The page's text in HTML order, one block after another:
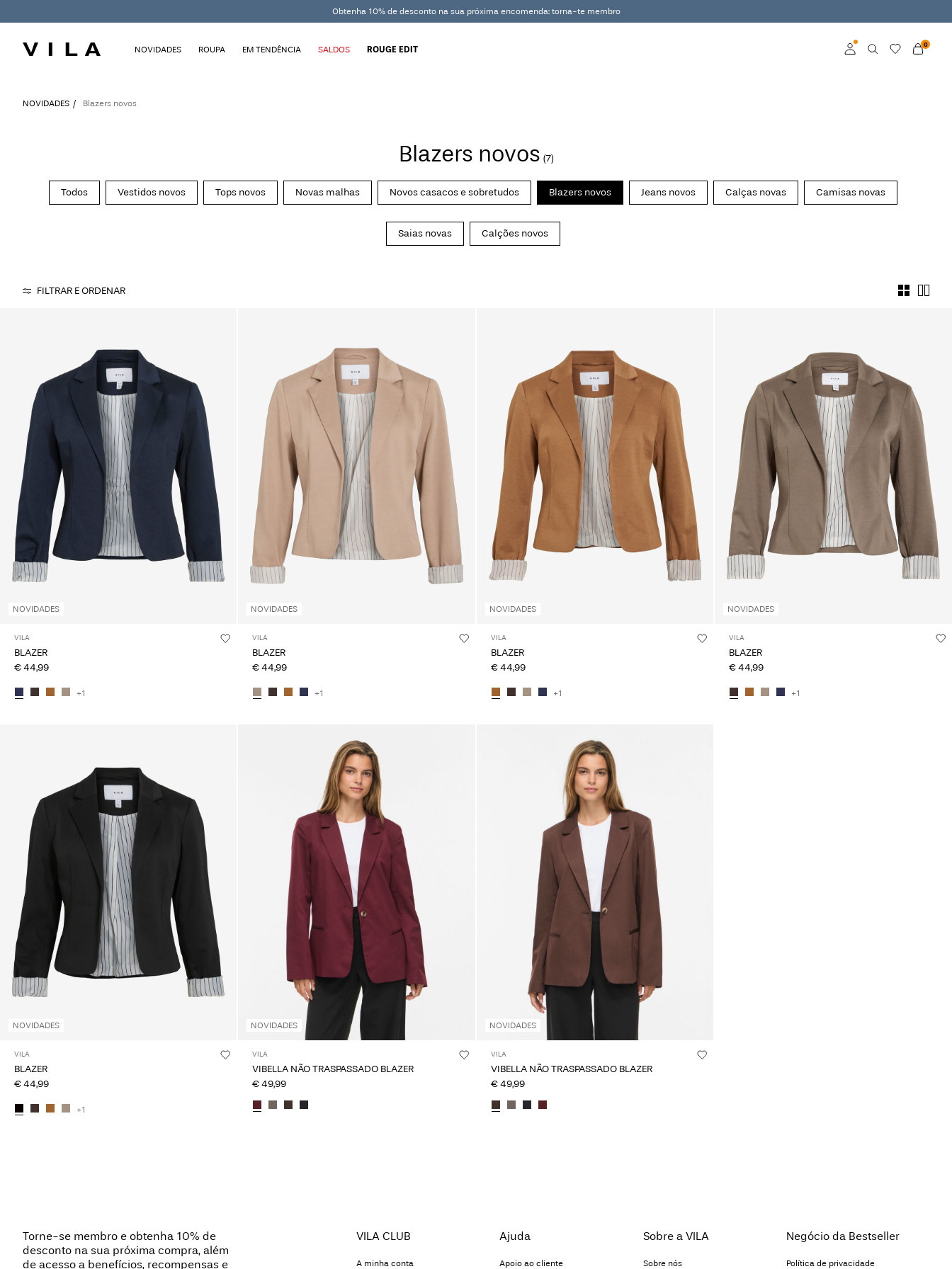
Obtenha 10% de desconto na sua próxima encomenda: torna-te membro
0
NOVIDADES ROUPA EM TENDÊNCIA SALDOS ROUGE EDIT
NOVIDADES Blazers novos
Blazers novos (7)
Todos Vestidos novos Tops novos Novas malhas Novos casacos e sobretudos Blazers novos Jeans novos Calças novas Camisas novas
Saias novas Calções novos
FILTRAR E ORDENAR
NOVIDADES
VILA
BLAZER
€ 44,99
+1
NOVIDADES
VILA
BLAZER
€ 44,99
+1
NOVIDADES
VILA
BLAZER
€ 44,99
+1
NOVIDADES
VILA
BLAZER
€ 44,99
+1
NOVIDADES
VILA
BLAZER
€ 44,99
+1
NOVIDADES
VILA
VIBELLA NÃO TRASPASSADO BLAZER
€ 49,99
NOVIDADES
VILA
VIBELLA NÃO TRASPASSADO BLAZER
€ 49,99
Torne-se membro e obtenha 10% de
desconto na sua próxima compra, além
de acesso a benefícios, recompensas e
VILA CLUB
A minha conta
Ajuda
Apoio ao cliente
Sobre a VILA
Sobre nós
Negócio da Bestseller
Política de privacidade